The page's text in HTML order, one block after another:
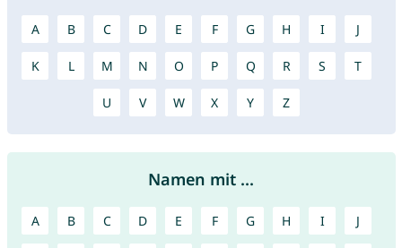
A B C D E F G H I J
K L M N O P Q R S T
U V W X Y Z
Namen mit ...
A B C D E F G H I J